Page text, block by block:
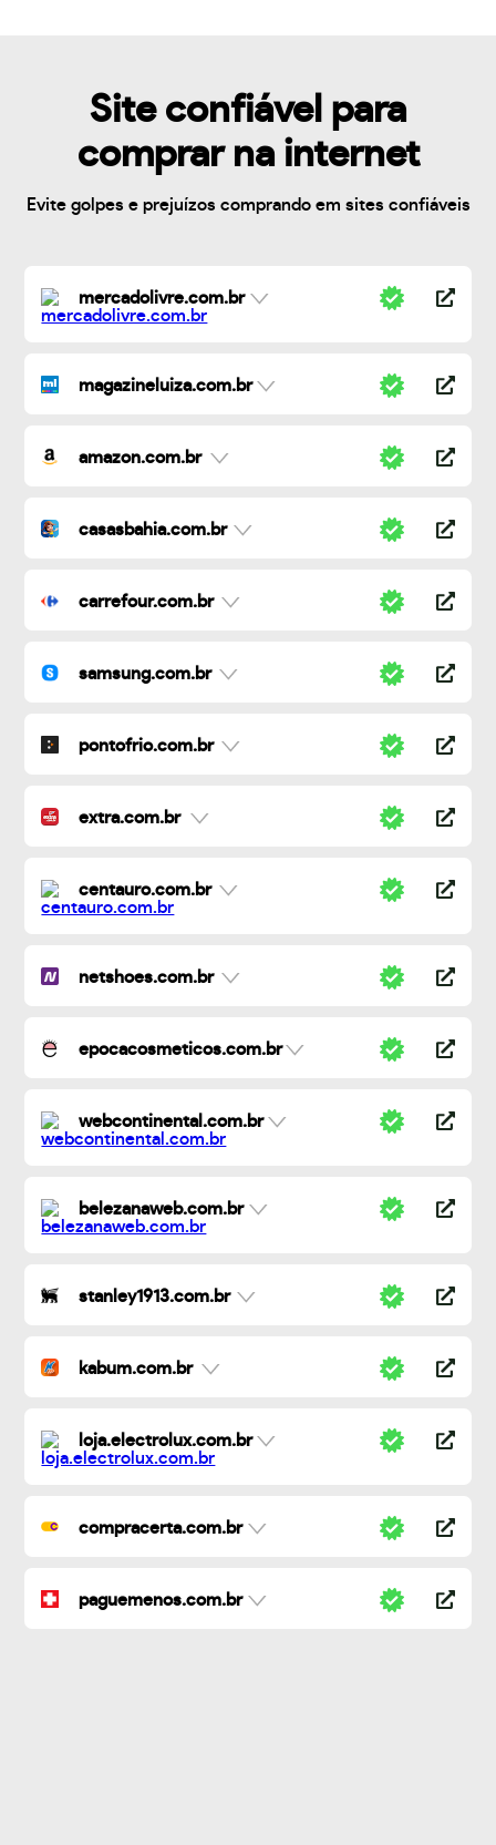
Site confiável para
comprar na internet
Evite golpes e prejuízos comprando em sites confiáveis
mercadolivre.com.br
magazineluiza.com.br
amazon.com.br
casasbahia.com.br
carrefour.com.br
samsung.com.br
pontofrio.com.br
extra.com.br
centauro.com.br
netshoes.com.br
epocacosmeticos.com.br
webcontinental.com.br
belezanaweb.com.br
stanley1913.com.br
kabum.com.br
loja.electrolux.com.br
compracerta.com.br
paguemenos.com.br